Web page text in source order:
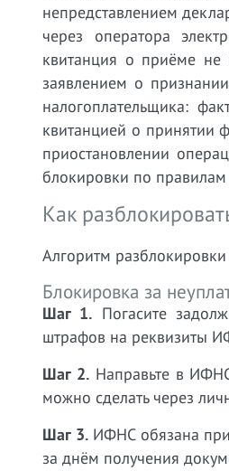
непредставлением
через оператора
квитанция о приёме не
заявлением о
налогоплательщика:
квитанцией о принятии
приостановлении
блокировки по
Как
Алгоритм
Блокировка за
Шаг 1. Погасите
штрафов на реквизиты
Шаг 2.Направьте в
можно сделать через
Шаг 3.ИФНС обязана
за днём получения